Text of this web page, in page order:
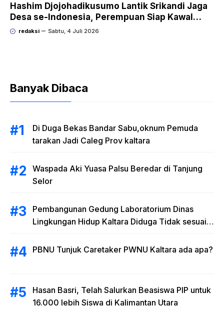
Hashim Djojohadikusumo Lantik Srikandi Jaga
Desa se-Indonesia, Perempuan Siap Kawal
Program Strategis Prabowo
redaksi Sabtu, 4 Juli 2026
Banyak Dibaca
Di Duga Bekas Bandar Sabu,oknum Pemuda
tarakan Jadi Caleg Prov kaltara
Waspada Aki Yuasa Palsu Beredar di Tanjung
Selor
Pembangunan Gedung Laboratorium Dinas
Lingkungan Hidup Kaltara Diduga Tidak sesuai
PBNU Tunjuk Caretaker PWNU Kaltara ada apa?
Hasan Basri, Telah Salurkan Beasiswa PIP untuk
16.000 lebih Siswa di Kalimantan Utara